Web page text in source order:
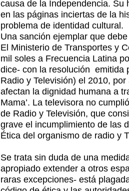
causa de la Independencia. Su
en las páginas inciertas de la
problema de identidad cultural.
Una sanción ejemplar que
El Ministerio de Transportes y
mil soles a Frecuencia Latina
dice- con la resolución emitida
Radio y Televisión) el 2010,
afectan la dignidad humana a
Mama’. La televisora no
de Radio y Televisión, que
grave el incumplimiento de las
Ética del organismo de radio y
Se trata sin duda de una
apropiado extender a otros
raras excepciones- está